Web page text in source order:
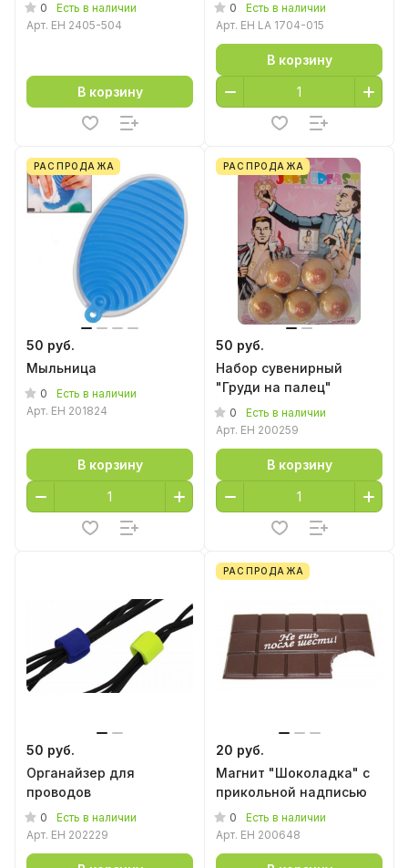
0
Есть в наличии
Арт. EH 2405-504
В корзину
0
Есть в наличии
Арт. EH LA 1704-015
В корзину
РАСПРОДАЖА
50 руб.
Мыльница
0
Есть в наличии
Арт. EH 201824
В корзину
РАСПРОДАЖА
50 руб.
Набор сувенирный
"Груди на палец"
0
Есть в наличии
Арт. EH 200259
В корзину
50 руб.
Органайзер для
проводов
0
Есть в наличии
Арт. EH 202229
РАСПРОДАЖА
20 руб.
Магнит "Шоколадка" с
прикольной надписью
0
Есть в наличии
Арт. EH 200648